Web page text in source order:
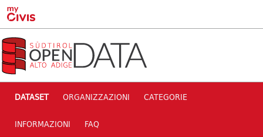
Skip to main content
DATASET ORGANIZZAZIONI CATEGORIE
INFORMAZIONI FAQ